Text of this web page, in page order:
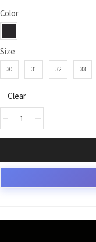
Color
Size
30 31 32 33
Clear